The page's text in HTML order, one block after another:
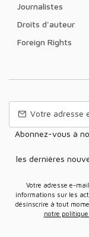
Journalistes
Droits d'auteur
Foreign Rights
Abonnez-vous à notre Newsletter pour recevoir nos nouvelles
les dernières
Votre adresse e-mail sera uniquement utilisée pour vous envoyer des
informations sur les
désinscrire à tout
notre